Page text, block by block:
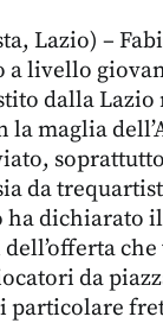
Lazio) –
livello
dalla Lazio
maglia
da
dichiarato
da